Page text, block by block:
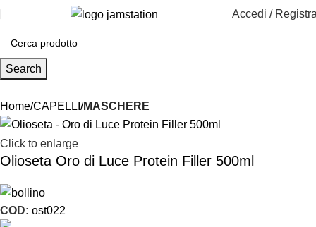
Accedi /
Search
Home CAPELLI MASCHERE
Click to enlarge
Olioseta Oro di Luce Protein Filler 500ml
COD: ost022